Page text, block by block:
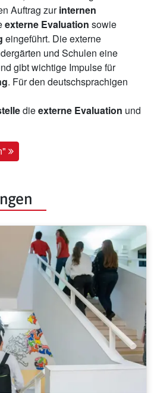
Auftrag zurinternen
externe Evaluation sowie
eingeführt. Die externe
und Schulen eine
gibt wichtige Impulse für
. Für den deutschsprachigen
dieexterne Evaluation und